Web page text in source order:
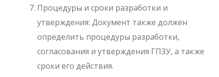
Процедуры и сроки разработки и
утверждения: Документ также должен
определить процедуры разработки,
согласования и утверждения ГПЗУ, а также
сроки его действия.